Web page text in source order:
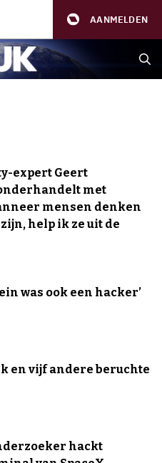
AANMELDEN
expert Geert
met
mensen denken
help ik ze uit de
was ook een hacker’
en vijf andere beruchte
hackt